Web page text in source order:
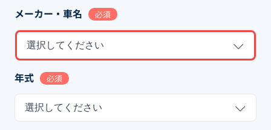
メーカー・車名 必須
選択してください
年式 必須
選択してください